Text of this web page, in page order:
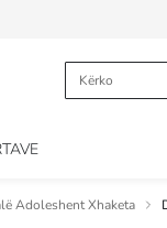
Adoleshent Xhaketa